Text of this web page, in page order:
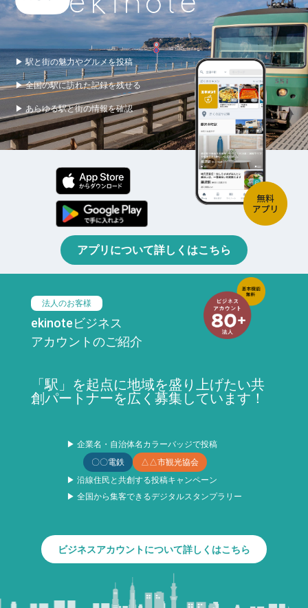
▶ 駅と街の魅力やグルメを投稿
▶ 全国の駅に訪れた記録を残せる
▶ あらゆる駅と街の情報を確認
アプリについて詳しくはこちら
法人のお客様
ekinoteビジネス
アカウントのご紹介
「駅」を起点に地域を盛り上げたい共
創パートナーを広く募集しています！
▶ 企業名・自治体名カラーバッジで投稿
〇〇電鉄
△△市観光協会
▶ 沿線住民と共創する投稿キャンペーン
▶ 全国から集客できるデジタルスタンプラリー
ビジネスアカウントについて詳しくはこちら